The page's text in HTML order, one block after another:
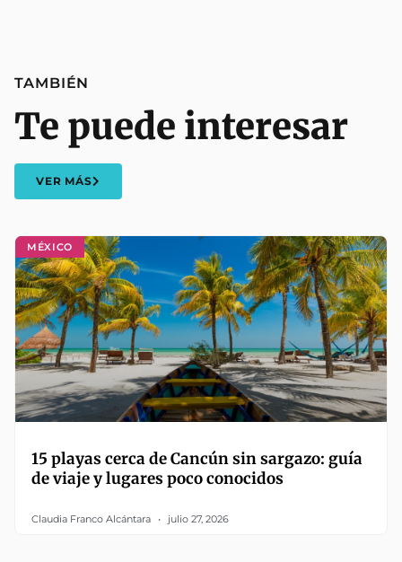
MÉXICO
15 playas cerca de Cancún sin sargazo: guía
de viaje y lugares poco conocidos
Claudia Franco Alcántara julio 27, 2026
TAMBIÉN
Te puede interesar
VER MÁS